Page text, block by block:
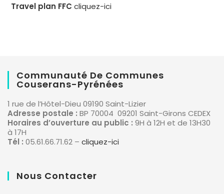
Travel plan FFC cliquez-ici
Communauté De Communes
Couserans-Pyrénées
1 rue de l’Hôtel-Dieu 09190 Saint-Lizier
Adresse postale : BP 70004 09201 Saint-Girons CEDEX
Horaires d’ouverture au public : 9H à 12H et de 13H30
à 17H
Tél : 05.61.66.71.62 – cliquez-ici
Nous Contacter